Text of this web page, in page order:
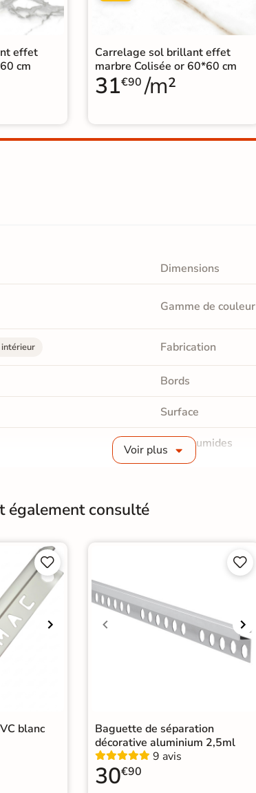
effet
cm
Carrelage sol brillant effet
marbre Colisée or 60*60 cm
31€90 /m²
Dimensions
Gamme de couleur
intérieur Fabrication
Bords
Surface
Pièce humides
Carrelage Blanc
| Carrelage sol cuisine|
Voir plus
également consulté


blanc


Baguette de séparation
décorative aluminium 2,5ml
9 avis
30€90